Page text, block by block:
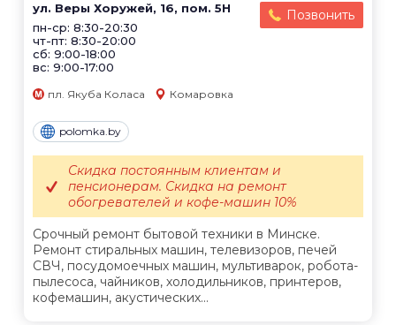
ул. Веры Хоружей, 16, пом. 5Н
пн-ср: 8:30-20:30
чт-пт: 8:30-20:00
сб: 9:00-18:00
вс: 9:00-17:00
Позвонить
пл. Якуба Коласа Комаровка
polomka.by
Срочный ремонт бытовой техники в Минске.
Ремонт стиральных машин, телевизоров, печей
СВЧ, посудомоечных машин, мультиварок, робота-
пылесоса, чайников, холодильников, принтеров,
кофемашин, акустических...
Скидка постоянным клиентам и
пенсионерам. Скидка на ремонт
обогревателей и кофе-машин 10%